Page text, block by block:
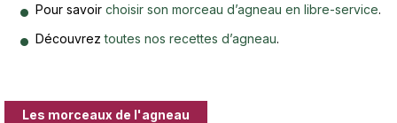
Pour savoir choisir son morceau d’agneau en libre-service.
Découvreztoutes nos recettes d’agneau.
Les morceaux de l'agneau